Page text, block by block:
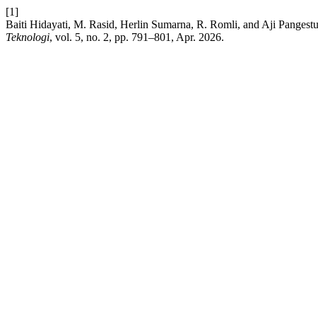
[1]
Baiti Hidayati, M. Rasid, Herlin Sumarna, R. Romli, and Aji
Teknologi, vol. 5, no. 2, pp. 791–801, Apr. 2026.